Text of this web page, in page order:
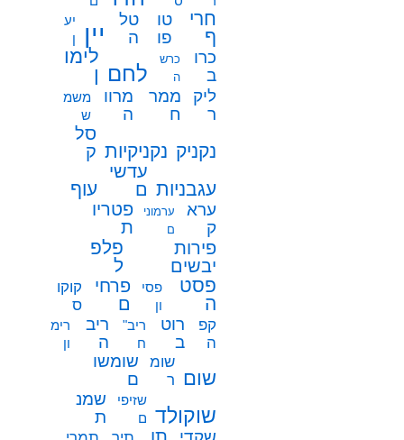
חרי
ף
טו
פו
טל
ה
יין
יע
ן
כרו
ב
כרש
ה
לחם
לימו
ן
ליק
ר
ממר
ח
מרוו
ה
משמ
ש
נקניק נקניקיות
סל
ק
עגבניות
עדשי
ם
עוף
ערא
ק
ערמוני
ם
פטריו
ת
פירות
יבשים
פלפ
ל
פסט
ה
פסי
ון
פרחי
ם
קוקו
ס
קפ
ה
רוט
ב
ריב"
ח
ריב
ה
רימ
ון
שום
שומ
ר
שומשו
ם
שוקולד
שזיפי
ם
שמנ
ת